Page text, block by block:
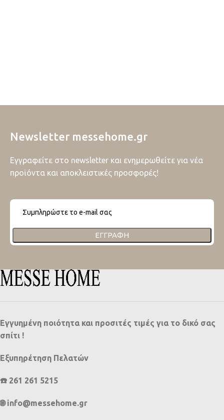
Newsletter messehome.gr
Εγγραφείτε στο newsletter και ενημερωθείτε για νέα
προϊόντα και αποκλειστικές προσφορές!
ΕΓΓΡΑΦΉ
Εγγυημένη ποιότητα και προσιτές τιμές για το δικό σας
σπίτι !
Εξυπηρέτηση Πελατών
☎️ 261 261 5215
🌐 info@messehome.gr